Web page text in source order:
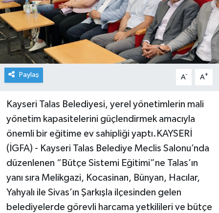
Paylaş A- A+
Kayseri Talas Belediyesi, yerel yönetimlerin mali
yönetim kapasitelerini güçlendirmek amacıyla
önemli bir eğitime ev sahipliği yaptı.KAYSERİ
(İGFA) - Kayseri Talas Belediye Meclis Salonu’nda
düzenlenen “Bütçe Sistemi Eğitimi”ne Talas’ın
yanı sıra Melikgazi, Kocasinan, Bünyan, Hacılar,
Yahyalı ile Sivas’ın Şarkışla ilçesinden gelen
belediyelerde görevli harcama yetkilileri ve bütçe